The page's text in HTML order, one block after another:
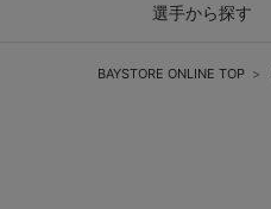
選手から探す
BAYSTORE ONLINE TOP